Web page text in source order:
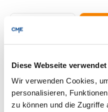
Diese Webseite
Wir verwenden Cookies,
personalisieren,
zu können und die Zugriffe
Lieferung &
Produkt Anzahl: